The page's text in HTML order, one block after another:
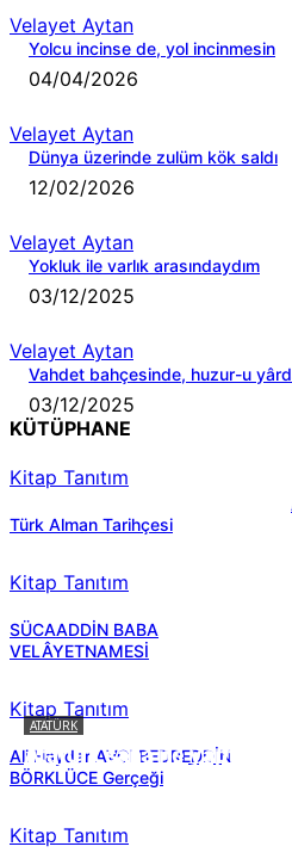
Velayet Aytan
Yolcu incinse de, yol incinmesin
04/04/2026
Velayet Aytan
Dünya üzerinde zulüm kök saldı
12/02/2026
Velayet Aytan
Yokluk ile varlık arasındaydım
03/12/2025
Velayet Aytan
Vahdet bahçesinde, huzur-u
03/12/2025
KÜTÜPHANE
Kitap Tanıtım
Türk Alman Tarihçesi
Kitap Tanıtım
SÜCAADDİN BABA
VELÂYETNAMESİ
Kitap Tanıtım
Ali Haydar AVCI BEDREDDİN
BÖRKLÜCE Gerçeği
Kitap Tanıtım
ATATÜRK
Atatürk sana ne yaptı?